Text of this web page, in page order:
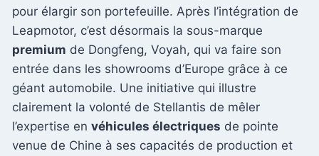
pour élargir son portefeuille. Après l’intégration de
Leapmotor, c’est désormais la sous-marque
premium de Dongfeng, Voyah, qui va faire son
entrée dans les showrooms d’Europe grâce à ce
géant automobile. Une initiative qui illustre
clairement la volonté de Stellantis de mêler
l’expertise en véhicules électriques de pointe
venue de Chine à ses capacités de production et